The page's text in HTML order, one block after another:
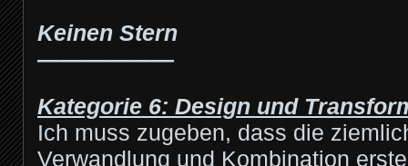
Keinen Stern
——————
Kategorie 6: Design und
Ich muss zugeben, dass die
Verwandlung und Kombination